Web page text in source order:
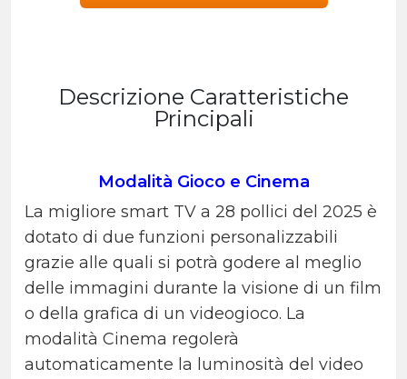
Descrizione Caratteristiche
Principali
Modalità Gioco e Cinema
La migliore smart TV a 28 pollici del 2025 è
dotato di due funzioni personalizzabili
grazie alle quali si potrà godere al meglio
delle immagini durante la visione di un film
o della grafica di un videogioco. La
modalità Cinema regolerà
automaticamente la luminosità del video